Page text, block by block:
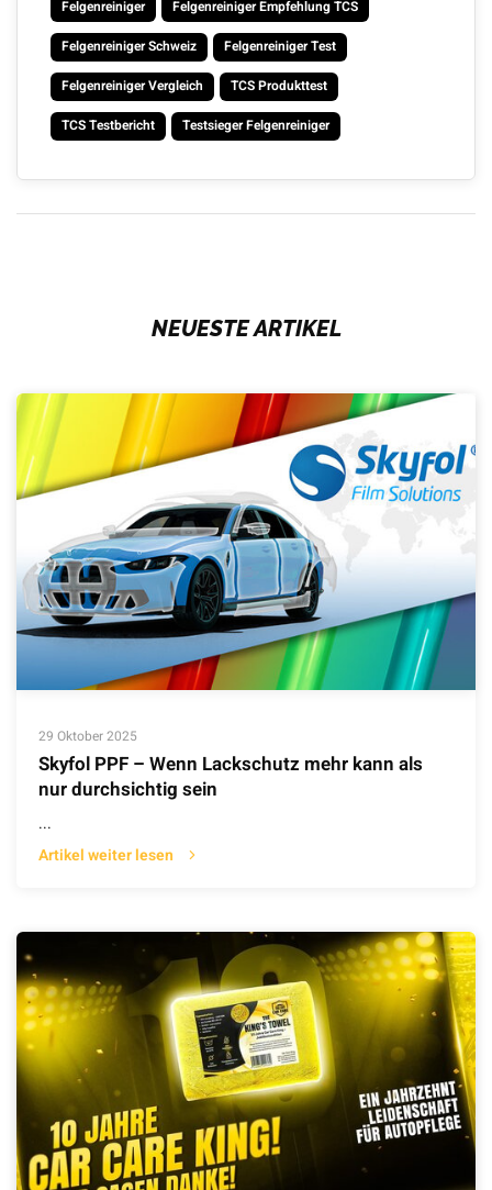
Felgenreiniger Felgenreiniger Empfehlung TCS
Felgenreiniger Schweiz Felgenreiniger Test
Felgenreiniger Vergleich TCS Produkttest
TCS Testbericht Testsieger Felgenreiniger
NEUESTE ARTIKEL
29 Oktober 2025
Skyfol PPF – Wenn Lackschutz mehr kann als
nur durchsichtig sein
...
Artikel weiter lesen